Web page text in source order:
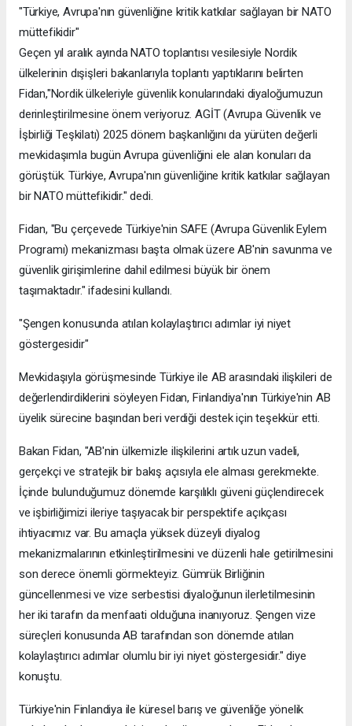
"Türkiye, Avrupa'nın güvenliğine kritik katkılar sağlayan bir NATO
müttefikidir"
Geçen yıl aralık ayında NATO toplantısı vesilesiyle Nordik
ülkelerinin dışişleri bakanlarıyla toplantı yaptıklarını belirten
Fidan,"Nordik ülkeleriyle güvenlik konularındaki diyaloğumuzun
derinleştirilmesine önem veriyoruz. AGİT (Avrupa Güvenlik ve
İşbirliği Teşkilatı) 2025 dönem başkanlığını da yürüten değerli
mevkidaşımla bugün Avrupa güvenliğini ele alan konuları da
görüştük. Türkiye, Avrupa'nın güvenliğine kritik katkılar sağlayan
bir NATO müttefikidir." dedi.
Fidan, "Bu çerçevede Türkiye'nin SAFE (Avrupa Güvenlik Eylem
Programı) mekanizması başta olmak üzere AB'nin savunma ve
güvenlik girişimlerine dahil edilmesi büyük bir önem
taşımaktadır." ifadesini kullandı.
"Şengen konusunda atılan kolaylaştırıcı adımlar iyi niyet
göstergesidir"
Mevkidaşıyla görüşmesinde Türkiye ile AB arasındaki ilişkileri de
değerlendirdiklerini söyleyen Fidan, Finlandiya'nın Türkiye'nin AB
üyelik sürecine başından beri verdiği destek için teşekkür etti.
Bakan Fidan, "AB'nin ülkemizle ilişkilerini artık uzun vadeli,
gerçekçi ve stratejik bir bakış açısıyla ele alması gerekmekte.
İçinde bulunduğumuz dönemde karşılıklı güveni güçlendirecek
ve işbirliğimizi ileriye taşıyacak bir perspektife açıkçası
ihtiyacımız var. Bu amaçla yüksek düzeyli diyalog
mekanizmalarının etkinleştirilmesini ve düzenli hale getirilmesini
son derece önemli görmekteyiz. Gümrük Birliğinin
güncellenmesi ve vize serbestisi diyaloğunun ilerletilmesinin
her iki tarafın da menfaati olduğuna inanıyoruz. Şengen vize
süreçleri konusunda AB tarafından son dönemde atılan
kolaylaştırıcı adımlar olumlu bir iyi niyet göstergesidir." diye
konuştu.
Türkiye'nin Finlandiya ile küresel barış ve güvenliğe yönelik